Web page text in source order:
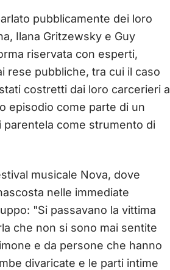
pubblicamente dei loro
Ilana Gritzewsky e Guy
riservata con esperti,
rese pubbliche, tra cui il caso
costretti dai loro carcerieri a
episodio come parte di un
parentela come strumento di
musicale Nova, dove
nelle immediate
"Si passavano la vittima
che non si sono mai sentite
e da persone che hanno
divaricate e le parti intime